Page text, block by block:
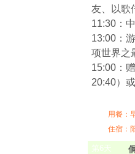
友、以歌
11:30：
13:00：
项世界之
15:00：
20:40）
用餐：
住宿：
第6天